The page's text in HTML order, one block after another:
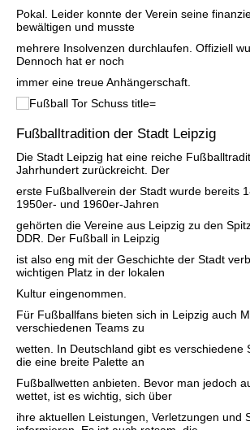
Pokal. Leider konnte der Verein seine
bewältigen und musste
mehrere Insolvenzen durchlaufen. Offiziell
Dennoch hat er noch
immer eine treue Anhängerschaft.
Fußballtradition der Stadt Leipzig
Die Stadt Leipzig hat eine reiche
Jahrhundert zurückreicht. Der
erste Fußballverein der Stadt wurde bereits
1950er- und 1960er-Jahren
gehörten die Vereine aus Leipzig zu den
DDR. Der Fußball in Leipzig
ist also eng mit der Geschichte der Stadt
wichtigen Platz in der lokalen
Kultur eingenommen.
Für Fußballfans bieten sich in Leipzig auch
verschiedenen Teams zu
wetten. In Deutschland gibt es verschiedene
die eine breite Palette an
Fußballwetten anbieten. Bevor man jedoch
wettet, ist es wichtig, sich über
ihre aktuellen Leistungen, Verletzungen und